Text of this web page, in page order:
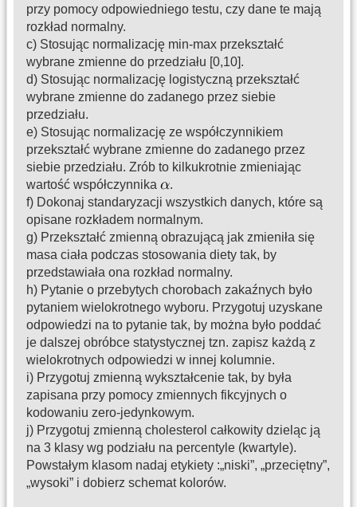
przy pomocy odpowiedniego testu, czy dane te mają
rozkład normalny.
c) Stosując normalizację min-max przekształć
wybrane zmienne do przedziału [0,10].
d) Stosując normalizację logistyczną przekształć
wybrane zmienne do zadanego przez siebie
przedziału.
e) Stosując normalizację ze współczynnikiem
przekształć wybrane zmienne do zadanego przez
siebie przedziału. Zrób to kilkukrotnie zmieniając
wartość współczynnika
.
f) Dokonaj standaryzacji wszystkich danych, które są
opisane rozkładem normalnym.
g) Przekształć zmienną obrazującą jak zmieniła się
masa ciała podczas stosowania diety tak, by
przedstawiała ona rozkład normalny.
h) Pytanie o przebytych chorobach zakaźnych było
pytaniem wielokrotnego wyboru. Przygotuj uzyskane
odpowiedzi na to pytanie tak, by można było poddać
je dalszej obróbce statystycznej tzn. zapisz każdą z
wielokrotnych odpowiedzi w innej kolumnie.
i) Przygotuj zmienną wykształcenie tak, by była
zapisana przy pomocy zmiennych fikcyjnych o
kodowaniu zero-jedynkowym.
j) Przygotuj zmienną cholesterol całkowity dzieląc ją
na 3 klasy wg podziału na percentyle (kwartyle).
Powstałym klasom nadaj etykiety :„niski”, „przeciętny”,
„wysoki” i dobierz schemat kolorów.